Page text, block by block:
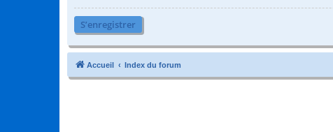
S’enregistrer
Accueil Index du forum